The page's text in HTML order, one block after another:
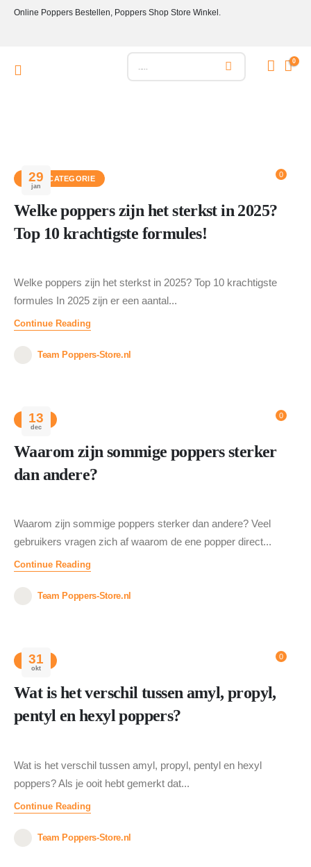
Online Poppers Bestellen, Poppers Shop Store Winkel.
0
29
jan
0
GEEN CATEGORIE
Welke poppers zijn het sterkst in 2025?
Top 10 krachtigste formules!
Welke poppers zijn het sterkst in 2025? Top 10 krachtigste
formules In 2025 zijn er een aantal...
Continue Reading
Team Poppers-Store.nl
13
dec
0
BLOG
Waarom zijn sommige poppers sterker
dan andere?
Waarom zijn sommige poppers sterker dan andere? Veel
gebruikers vragen zich af waarom de ene popper direct...
Continue Reading
Team Poppers-Store.nl
31
okt
0
BLOG
Wat is het verschil tussen amyl, propyl,
pentyl en hexyl poppers?
Wat is het verschil tussen amyl, propyl, pentyl en hexyl
poppers? Als je ooit hebt gemerkt dat...
Continue Reading
Team Poppers-Store.nl